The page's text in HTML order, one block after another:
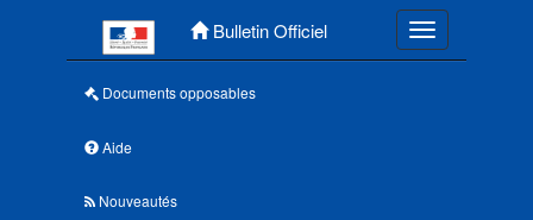
Bulletin Officiel Toggle
Documents opposables
Aide
Nouveautés